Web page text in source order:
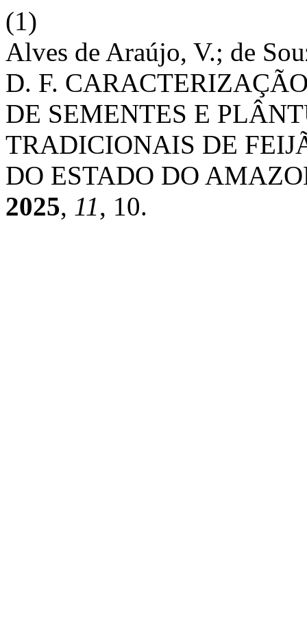
(1)
Alves de Araújo, V.; de
D. F.
DE SEMENTES E
TRADICIONAIS DE
DO ESTADO DO
2025, 11, 10.